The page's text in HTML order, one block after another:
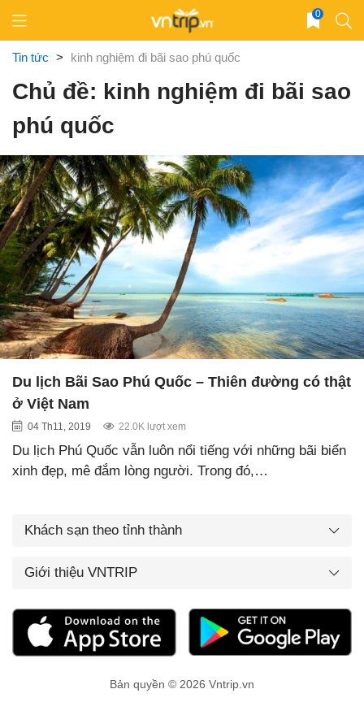
content
0
Tin tức > kinh nghiệm đi bãi sao phú quốc
Chủ đề: kinh nghiệm đi bãi sao
phú quốc
Du lịch Bãi Sao Phú Quốc – Thiên đường có thật
ở Việt Nam
04 Th11, 2019 22.0K lượt xem
Du lịch Phú Quốc vẫn luôn nổi tiếng với những bãi biển
xinh đẹp, mê đắm lòng người. Trong đó,…
Khách sạn theo tỉnh thành
Giới thiệu VNTRIP
Bản quyền © 2026 Vntrip.vn